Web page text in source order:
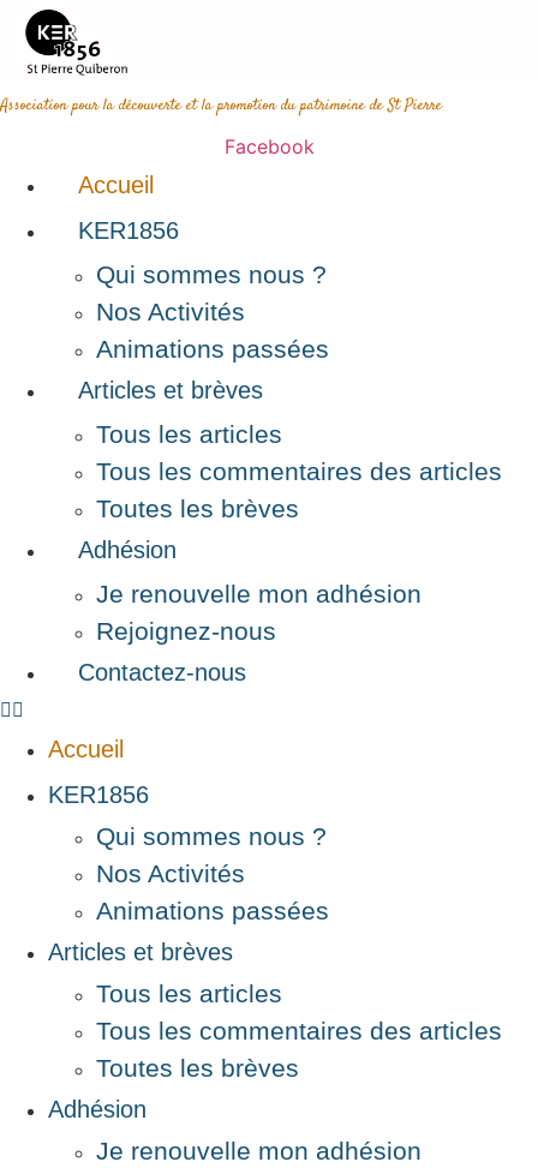
Aller
contenu
Association pour la découverte et la promotion du patrimoine de St Pierre
Facebook
Accueil
KER1856
Qui sommes nous ?
Nos Activités
Animations passées
Articles et brèves
Tous les articles
Tous les commentaires des articles
Toutes les brèves
Adhésion
Je renouvelle mon adhésion
Rejoignez-nous
Contactez-nous
Accueil
KER1856
Qui sommes nous ?
Nos Activités
Animations passées
Articles et brèves
Tous les articles
Tous les commentaires des articles
Toutes les brèves
Adhésion
Je renouvelle mon adhésion